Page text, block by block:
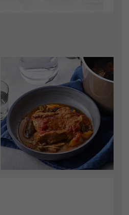
調理中も中が見えるので、仕上
がりが分かりやすく失敗しにく
いです。（強化ガラス製）
※「フュージョンテック ミネラル フ
ライパン」を除く。
04